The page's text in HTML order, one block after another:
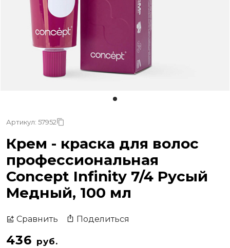
Артикул: 57952
Крем - краска для волос
профессиональная
Concept Infinity 7/4 Русый
Медный, 100 мл
Сравнить Поделиться
436 руб.